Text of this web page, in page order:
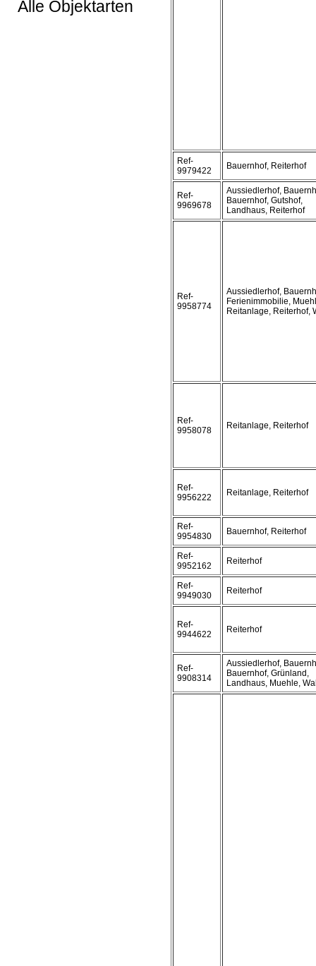
Alle Objektarten
Ref-
9979422
Bauernhof, Reiterhof
Ref-
9969678
Aussiedlerhof,
Bauernhof, Gutshof,
Landhaus, Reiterhof
Ref-
9958774
Aussiedlerhof,
Ferienimmobilie,
Reitanlage, Reiterhof,
Ref-
9958078
Reitanlage, Reiterhof
Ref-
9956222
Reitanlage, Reiterhof
Ref-
9954830
Bauernhof, Reiterhof
Ref-
9952162
Reiterhof
Ref-
9949030
Reiterhof
Ref-
9944622
Reiterhof
Ref-
9908314
Aussiedlerhof,
Bauernhof, Grünland,
Landhaus, Muehle,